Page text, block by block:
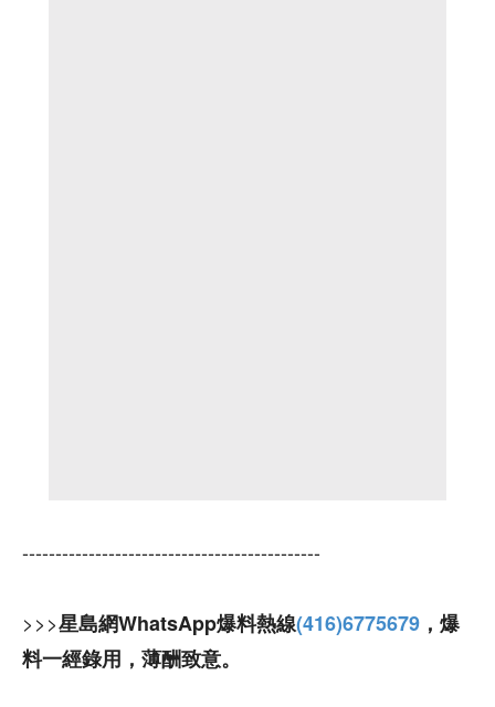
---------------------------------------------
>>>星島網WhatsApp爆料熱線(416)6775679 ，爆
料一經錄用，薄酬致意。